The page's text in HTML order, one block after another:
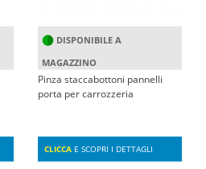
DISPONIBILE A
MAGAZZINO
Pinza staccabottoni pannelli
porta per carrozzeria
CLICCA E SCOPRI I DETTAGLI